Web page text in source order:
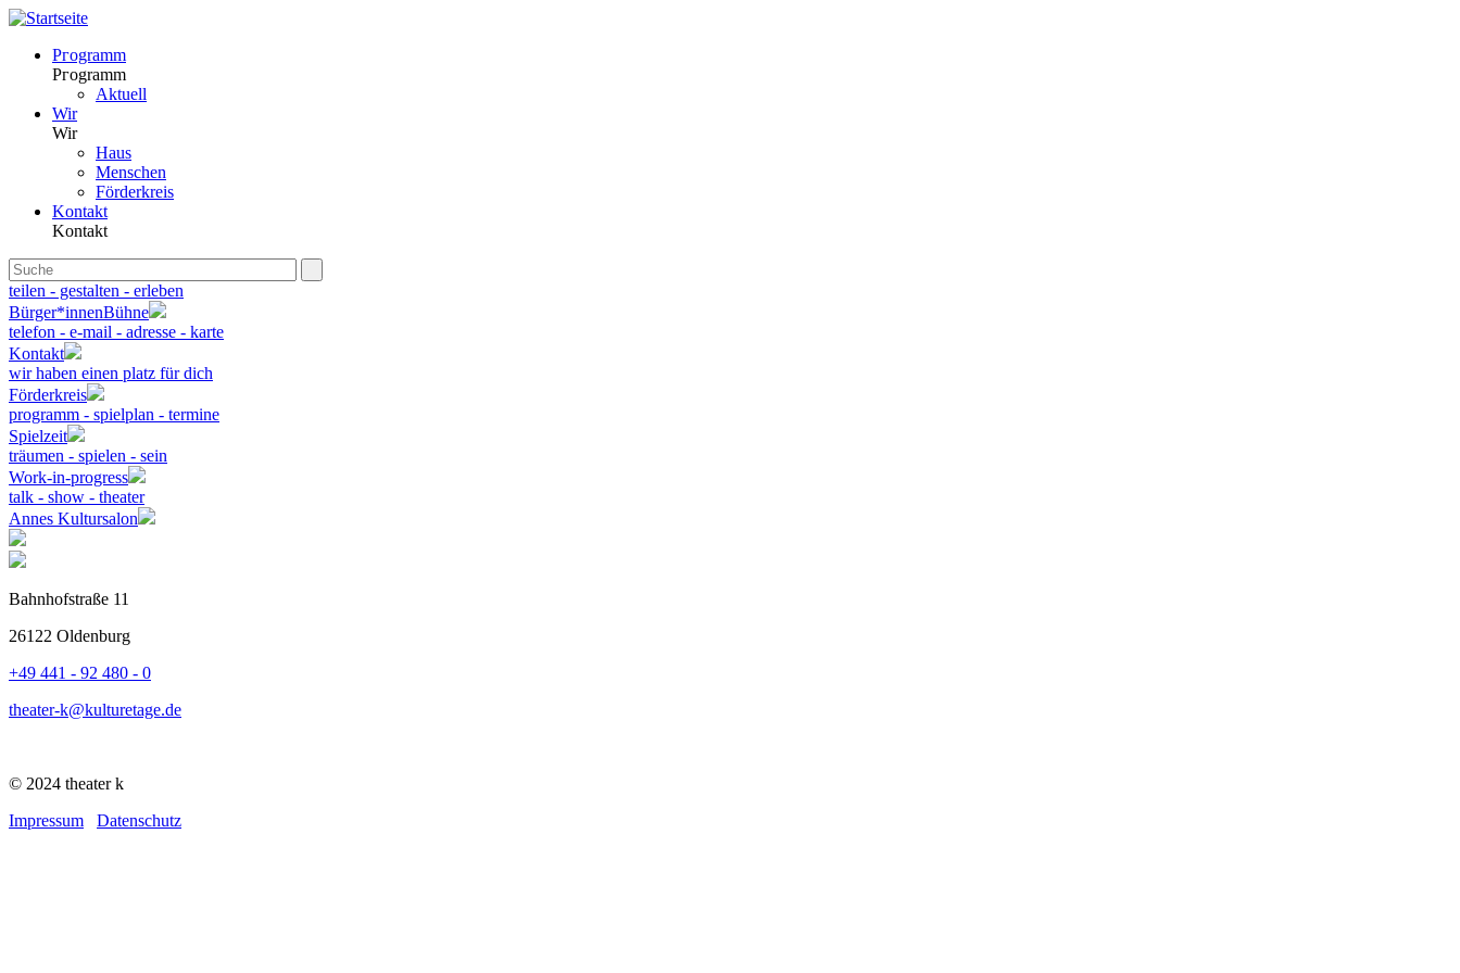
Pгogramm
Pгogramm
Aktuell
Wir
Wir
Haus
Menschen
Förderkreis
Kontakt
Kontakt
teilen - gestalten - erleben
Bürger*innenBühne
telefon - e-mail - adresse - karte
Kontakt
wir haben einen platz für dich
Förderkreis
programm - spielplan - termine
Spielzeit
träumen - spielen - sein
Work-in-progress
talk - show - theater
Annes Kultursalon
Bahnhofstraße 11
26122 Oldenburg
+49 441 - 92 480 - 0
theater-k@kulturetage.de
© 2024 theater k
Impressum
Datenschutz